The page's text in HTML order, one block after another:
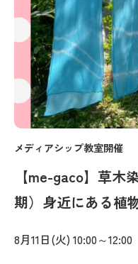
メディアシップ教室開催
【me-gaco】草木
期）身近にある植
8月11日(火) 10:00～12:00